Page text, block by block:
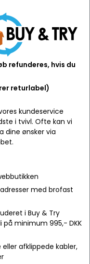
refunderes, hvis du
returlabel)
kundeservice
i tvivl. Ofte kan vi
dine ønsker via
med brofast
i Buy & Try
minimum 995,- DKK
afklippede kabler,